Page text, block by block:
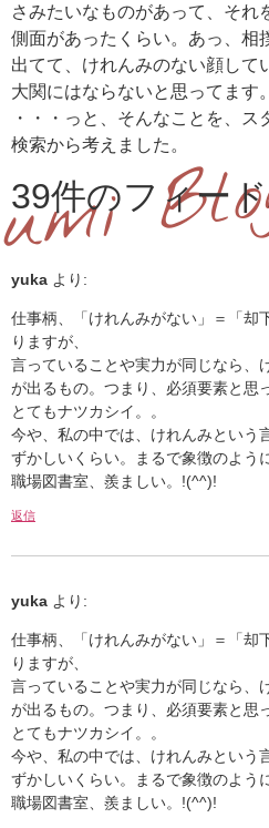
さみたいなものがあって、それ
側面があったくらい。あっ、相
出てて、けれんみのない顔して
大関にはならないと思ってます
・・・っと、そんなことを、
検索から考えました。
39件のフィー
yuka より:
仕事柄、「けれんみがない」＝「却
りますが、
言っていることや実力が同じなら、
が出るもの。つまり、必須要素と思
とてもナツカシイ。。
今や、私の中では、けれんみという
ずかしいくらい。まるで象徴のよう
職場図書室、羨ましい。!(^^)!
返信
yuka より:
仕事柄、「けれんみがない」＝「却
りますが、
言っていることや実力が同じなら、
が出るもの。つまり、必須要素と思
とてもナツカシイ。。
今や、私の中では、けれんみという
ずかしいくらい。まるで象徴のよう
職場図書室、羨ましい。!(^^)!